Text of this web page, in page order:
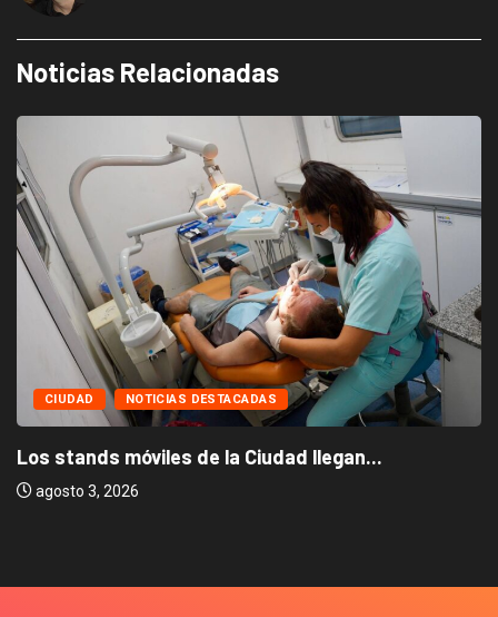
Noticias Relacionadas
CIUDAD NOTICIAS DESTACADAS
Los stands móviles de la Ciudad llegan...
agosto 3, 2026